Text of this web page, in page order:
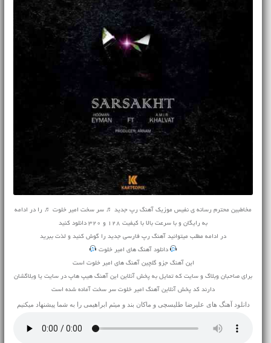
مخاطبین محترم رسانه ی نفیس موزیک آهنگ رپ جدید ♬ سر سخت امیر خلوت ♬ را در ادامه
به رایگان و با سرعت بالا با کیفیت 128 و 320 دانلود کنید
در ادامه مطلب میتوانید آهنگرپ فارسی جدید را گوش کنید و لذت ببرید
دانلود آهنگ های امیر خلوت
این آهنگ جزو گلچین آهنگ های امیر خلوت است
برای صاحبان وبلاگ و سایت که تمایل به پخش آنلاین این آهنگ هیپ هاپ در سایت یا وبلاگشان
دارند کد پخش آنلاین آهنگ امیر خلوت سر سخت آماده شده است
دانلود آهنگ های علیرضا طلیسچی و ماکان بند و میثم ابراهیمی را به شما پیشنهاد میکنیم